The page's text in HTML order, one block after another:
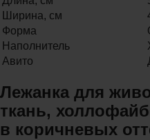
Ширина, см
Форма
Наполнитель
Авито
Лежанка для
ткань,
в коричневых